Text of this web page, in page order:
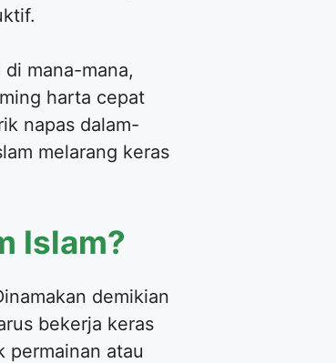
mana-mana,
harta cepat
napas dalam-
melarang keras
Islam?
demikian
bekerja keras
permainan atau